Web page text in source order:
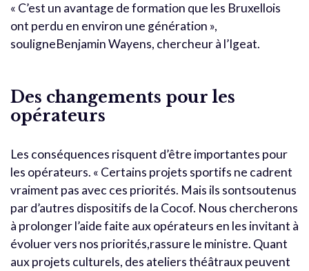
« C’est un avantage de formation que les Bruxellois
ont perdu en environ une génération »,
souligneBenjamin Wayens, chercheur à l’Igeat.
Des changements pour les
opérateurs
Les conséquences risquent d’être importantes pour
les opérateurs. « Certains projets sportifs ne cadrent
vraiment pas avec ces priorités. Mais ils sontsoutenus
par d’autres dispositifs de la Cocof. Nous chercherons
à prolonger l’aide faite aux opérateurs en les invitant à
évoluer vers nos priorités,rassure le ministre. Quant
aux projets culturels, des ateliers théâtraux peuvent